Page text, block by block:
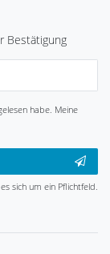
Bestätigung
habe. Meine
sich um ein Pflichtfeld.